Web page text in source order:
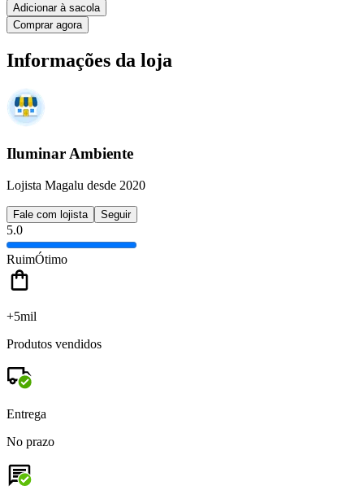
Adicionar à sacola
Comprar agora
Informações da loja
Iluminar Ambiente
Lojista Magalu desde 2020
Fale com lojista Seguir
5.0
RuimÓtimo
+5mil
Produtos vendidos
Entrega
No prazo